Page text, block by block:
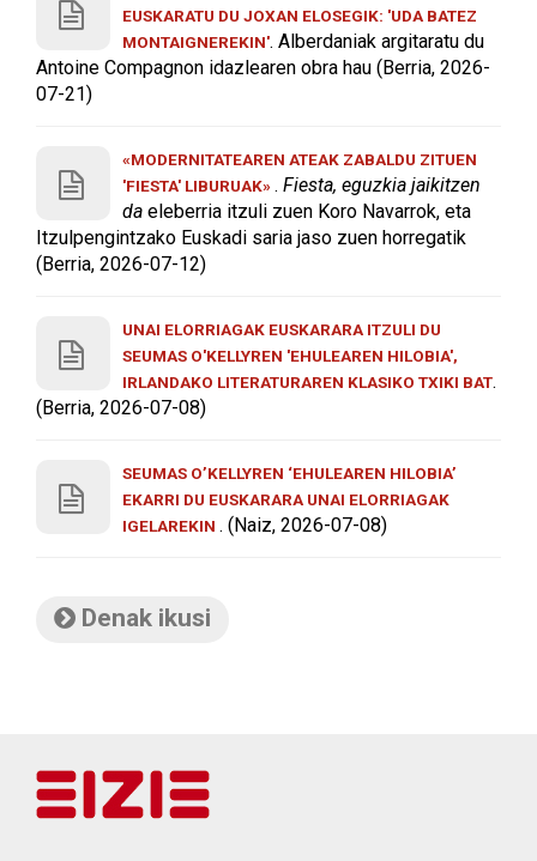
EUSKARATU DU JOXAN ELOSEGIK: 'UDA BATEZ
MONTAIGNEREKIN'. Alberdaniak argitaratu du
Antoine Compagnon idazlearen obra hau (Berria, 2026-
07-21)
«MODERNITATEAREN ATEAK ZABALDU ZITUEN
'FIESTA' LIBURUAK». Fiesta, eguzkia jaikitzen
da eleberria itzuli zuen Koro Navarrok, eta
Itzulpengintzako Euskadi saria jaso zuen horregatik
(Berria, 2026-07-12)
UNAI ELORRIAGAK EUSKARARA ITZULI DU
SEUMAS O'KELLYREN 'EHULEAREN HILOBIA',
IRLANDAKO LITERATURAREN KLASIKO TXIKI BAT.
(Berria, 2026-07-08)
SEUMAS O’KELLYREN ‘EHULEAREN HILOBIA’
EKARRI DU EUSKARARA UNAI ELORRIAGAK
IGELAREKIN . (Naiz, 2026-07-08)
Denak ikusi